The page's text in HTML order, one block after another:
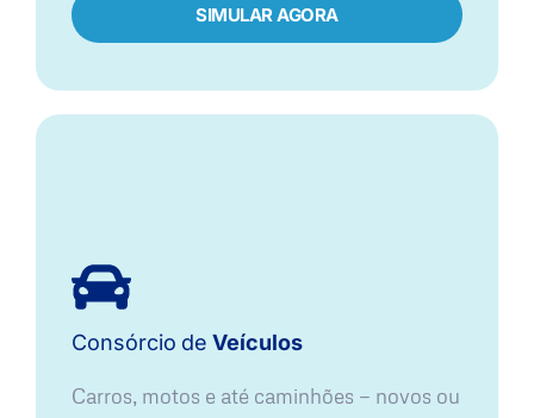
SIMULAR AGORA​
Consórcio de Veículos
Carros, motos e até caminhões — novos ou